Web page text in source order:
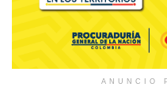
ANUNCIO